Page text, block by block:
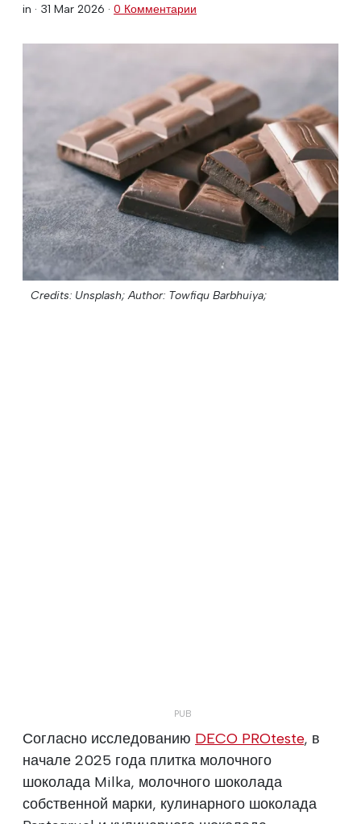
in · 31 Mar 2026 · 0 Комментарии
Credits: Unsplash; Author: Towfiqu Barbhuiya;
Согласно исследованию DECO PROteste, в
начале 2025 года плитка молочного
шоколада Milka, молочного шоколада
собственной марки, кулинарного шоколада